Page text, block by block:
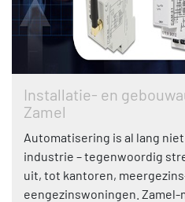
Installatie- en
Zamel
Automatisering is al lang
industrie – tegenwoordig
uit, tot kantoren,
eengezinswoningen.